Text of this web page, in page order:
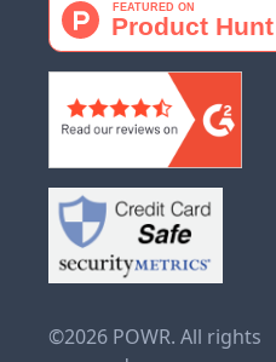
©2026 POWR. All rights